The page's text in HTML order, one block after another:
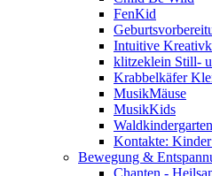
FenKid
Intuitive
klitzeklein Still-
Krabbelkäfer
MusikMäuse
MusikKids
Waldkindergarten
Kontakte:
Bewegung &
Chanten -